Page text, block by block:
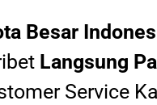
Besar
Langsung
Service